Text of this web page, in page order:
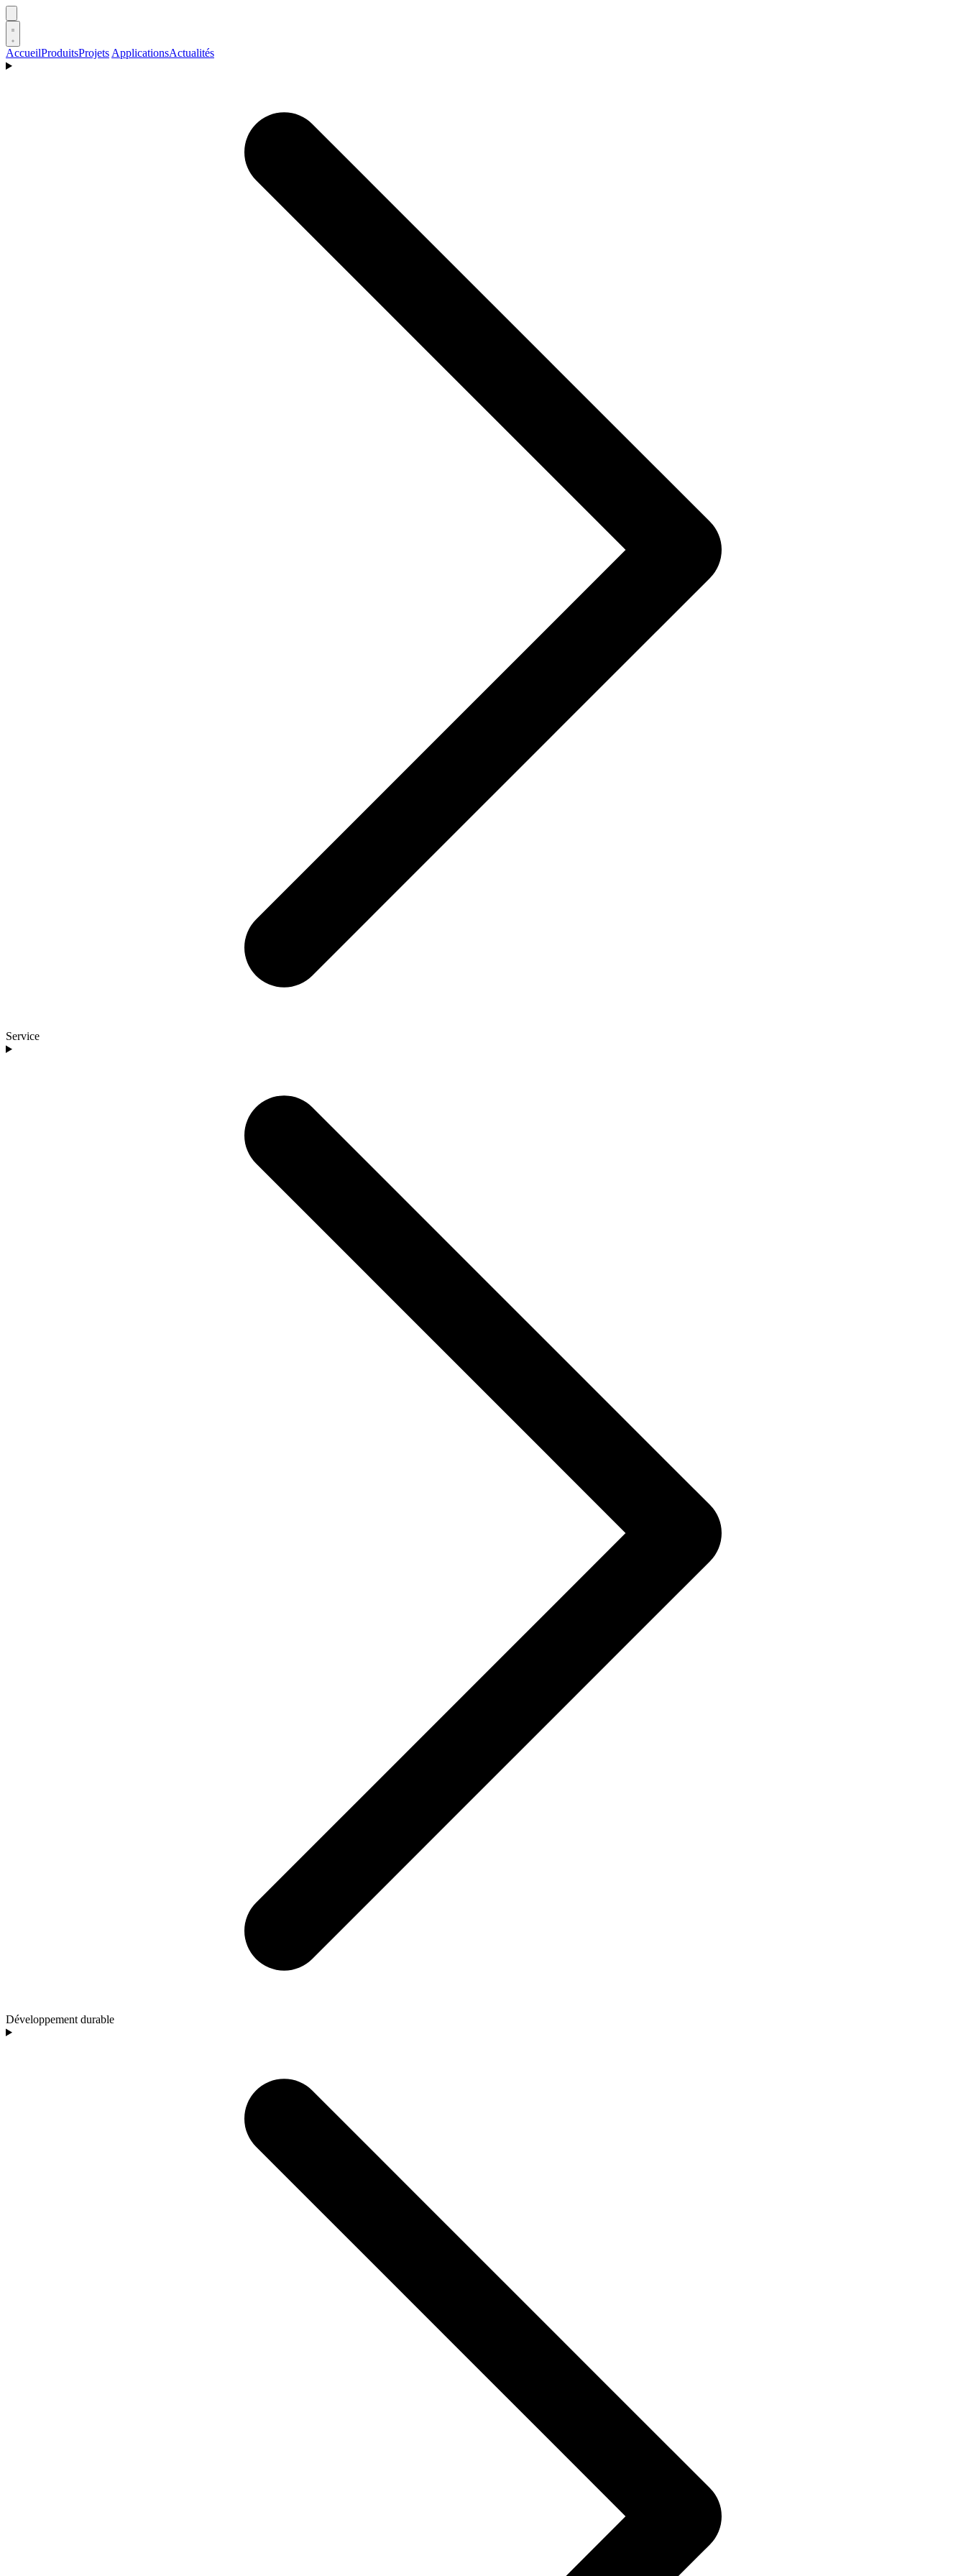
AccueilProduitsProjets ApplicationsActualités
Service
Développement durable